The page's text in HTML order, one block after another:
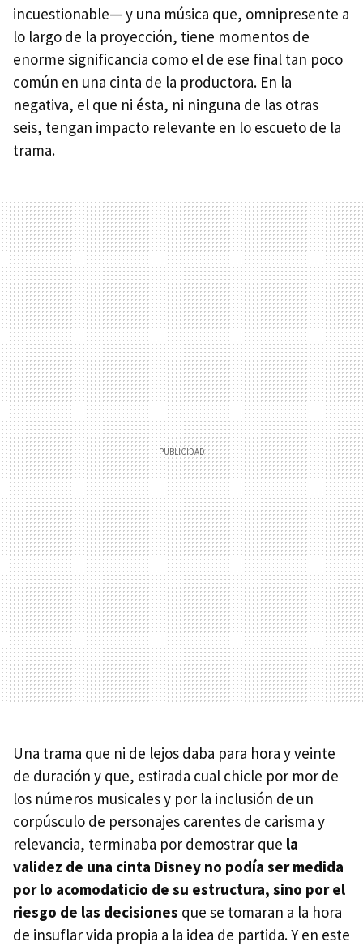
incuestionable— y una música que, omnipresente a
lo largo de la proyección, tiene momentos de
enorme significancia como el de ese final tan poco
común en una cinta de la productora. En la
negativa, el que ni ésta, ni ninguna de las otras
seis, tengan impacto relevante en lo escueto de la
trama.
Una trama que ni de lejos daba para hora y veinte
de duración y que, estirada cual chicle por mor de
los números musicales y por la inclusión de un
corpúsculo de personajes carentes de carisma y
relevancia, terminaba por demostrar que la
validez de una cinta Disney no podía ser medida
por lo acomodaticio de su estructura, sino por el
riesgo de las decisiones que se tomaran a la hora
de insuflar vida propia a la idea de partida. Y en este